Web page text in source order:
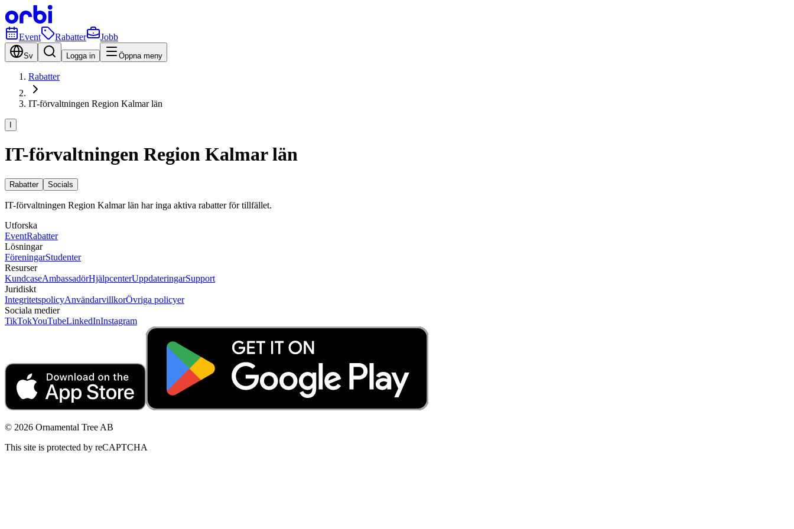
Event Rabatter Jobb
Sv Logga in Öppna meny
Rabatter
IT-förvaltningen Region Kalmar län
IT-förvaltningen Region Kalmar län
Rabatter Socials
IT-förvaltningen Region Kalmar län har inga aktiva rabatter för tillfället.
Utforska
EventRabatter
Lösningar
FöreningarStudenter
Resurser
KundcaseAmbassadörHjälpcenterUppdateringarSupport
Juridiskt
IntegritetspolicyAnvändarvillkorÖvriga policyer
Sociala medier
TikTokYouTubeLinkedInInstagram
© 2026 Ornamental Tree AB
This site is protected by reCAPTCHA